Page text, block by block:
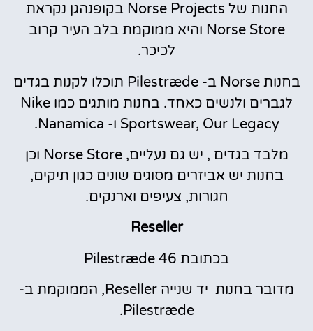
החנות של Norse Projects בקופנהגן נקראת
Norse Store והיא ממוקמת בלב העיר קרוב
לכיכר.
בחנות Norse ב- Pilestræde תוכלו לקנות בגדים
לגברים ולנשים כאחד. בחנות מותגים כמו Nike
Sportswear, Our Legacy ו- Nanamica.
מלבד בגדים , יש גם נעליים, Norse Store וכן
בחנות יש אביזרים מסוגים שונים כגון תיקים,
חגורות, צעיפים וארנקים.
Reseller
בכתובת Pilestræde 46
מדובר בחנות יד שנייה Reseller, הממוקמת ב-
Pilestræde.